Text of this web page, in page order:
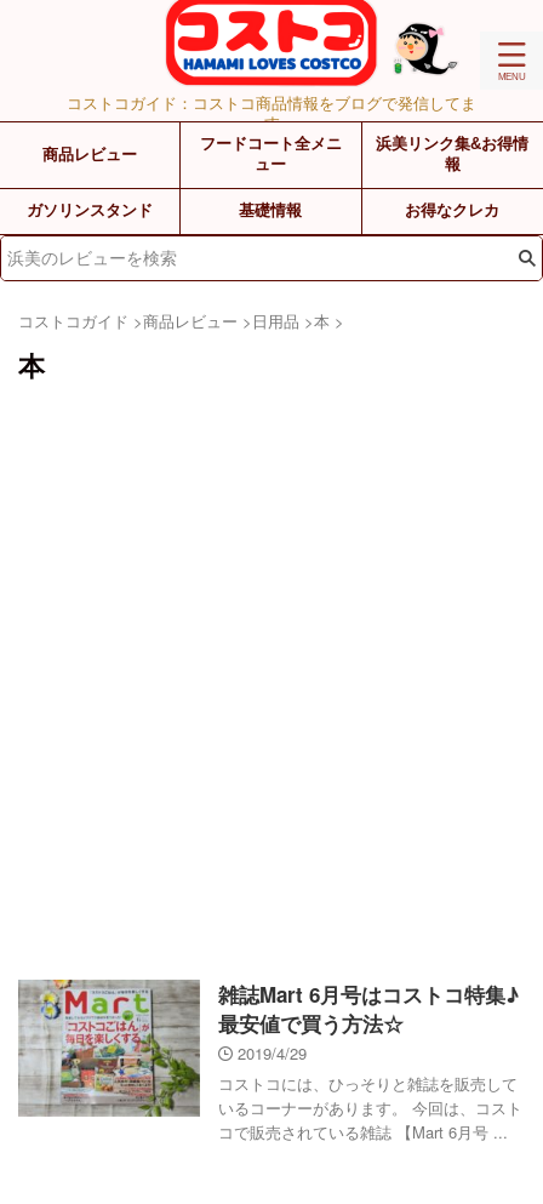
コストコガイド：コストコ商品情報をブログで発信してま
す
商品レビュー
フードコート全メニ
ュー
浜美リンク集&お得情
報
ガソリンスタンド 基礎情報 お得なクレカ
コストコガイド >商品レビュー > 日用品 >本 >
本
雑誌Mart 6月号はコストコ特集♪
最安値で買う方法☆
2019/4/29
コストコには、ひっそりと雑誌を販売して
いるコーナーがあります。 今回は、コスト
コで販売されている雑誌 【Mart 6月号 ...